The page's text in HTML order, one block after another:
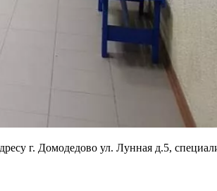
г. Домодедово ул. Лунная д.5,